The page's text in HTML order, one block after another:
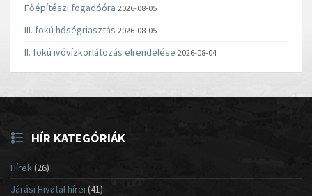
Főépítészi fogadóóra 2026-08-05
III. fokú hőségriasztás 2026-08-05
II. fokú ivóvízkorlátozás elrendelése 2026-08-04
HÍR KATEGÓRIÁK
Hírek(26)
Járási Hivatal hírei (41)